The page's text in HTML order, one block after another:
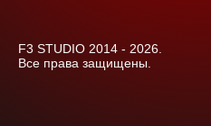
F3 STUDIO 2014 - 2026.
Все права защищены.